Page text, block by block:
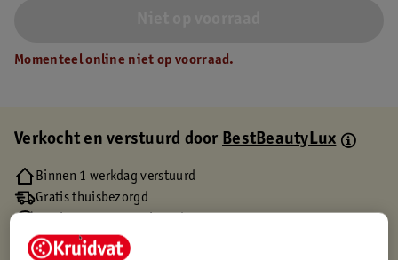
Momenteel online niet op voorraad.
Verkocht en verstuurd doorBestBeautyLux
Binnen 1 werkdag verstuurd
Gratis thuisbezorgd
Gratis punten met je Kruidvat kaart